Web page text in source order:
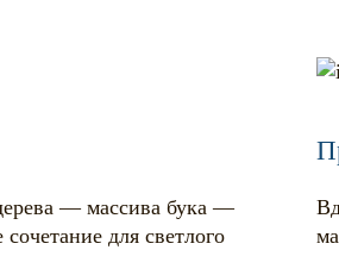
— массива бука —
для светлого